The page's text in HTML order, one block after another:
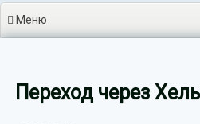
Меню
Переход через